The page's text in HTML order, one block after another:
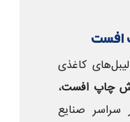
افست
کاغذی
چاپ افست،
سراسر صنایع